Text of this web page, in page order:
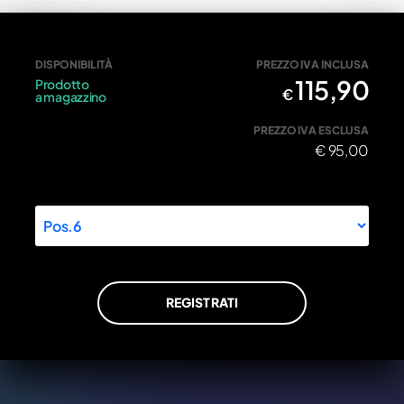
Dadi flangia portacorona in titanio M10x1
DISPONIBILITÀ
Prodotto
a magazzino
PREZZO IVA INCLUSA
€115,90
PREZZO IVA ESCLUSA
€95,00
REGISTRATI